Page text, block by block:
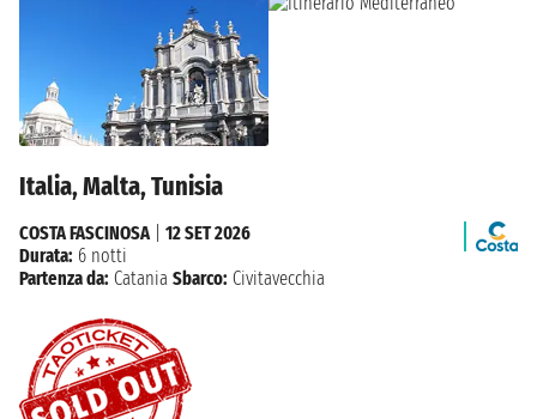
Italia, Malta, Tunisia
COSTA FASCINOSA| 12 SET 2026
Durata: 6 notti
Partenza da: Catania Sbarco: Civitavecchia